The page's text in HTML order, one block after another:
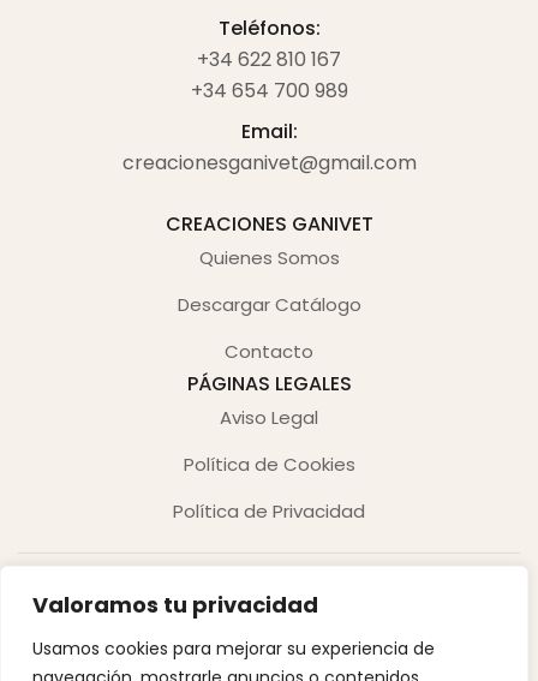
Valoramos tu privacidad
Usamos cookies para mejorar su experiencia de
Teléfonos:
+34 622 810 167
+34 654 700 989
Email:
creacionesganivet@gmail.com
CREACIONES GANIVET
Quienes Somos
Descargar Catálogo
Contacto
PÁGINAS LEGALES
Aviso Legal
Política de Cookies
Política de Privacidad